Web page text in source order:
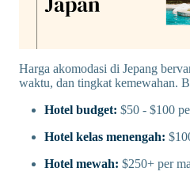
Harga akomodasi di Jepang
waktu, dan tingkat kemewahan.
Hotel budget: $50 - $100
Hotel kelas menengah:
Hotel mewah: $250+ per